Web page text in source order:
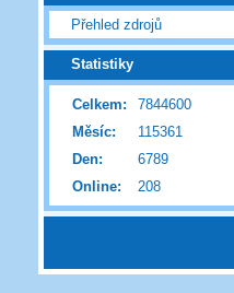
Přehled zdrojů
Statistiky
Online: 208
Celkem:
7844600
Měsíc:
115361
Den:
6789